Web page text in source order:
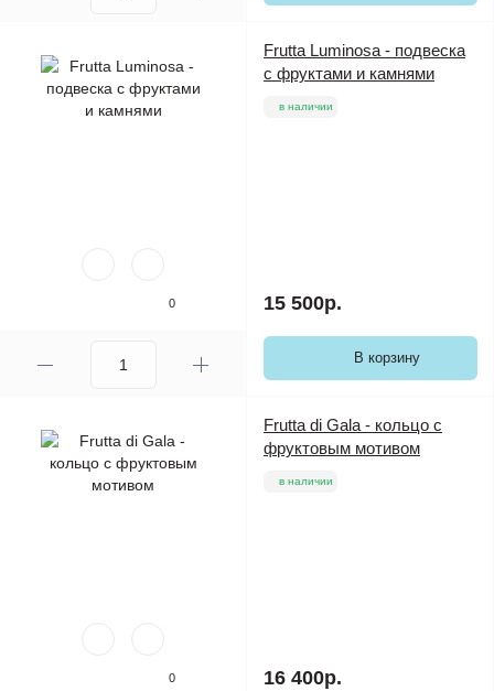
0
Frutta Luminosa - подвеска
с фруктами и камнями
в наличии
15 500р.
В корзину
0
Frutta di Gala - кольцо с
фруктовым мотивом
в наличии
16 400р.